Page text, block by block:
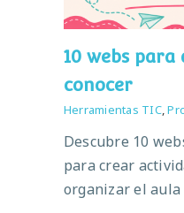
10 webs para
conocer
Herramientas TIC,
Descubre 10
para crear
organizar el aula